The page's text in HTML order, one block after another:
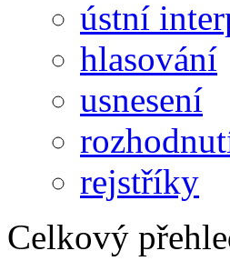
ústní
hlasování
usnesení
rejstříky
Celkový